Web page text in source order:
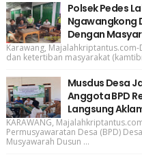
Polsek Pedes
Ngawangkong
Dengan
Karawang,
dan ketertiban masyarakat
Musdus Desa
Anggota BPD
Langsung
KARAWANG,
Permusyawaratan Desa (BPD)
Musyawarah Dusun ...